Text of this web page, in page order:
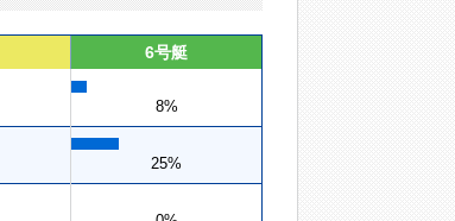
6号艇
8%
25%